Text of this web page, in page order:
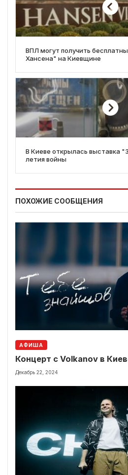
ВПЛ могут получить
Хансена" на Киевщине
В Киеве открылась выставка
летия войны
ПОХОЖИЕ СООБЩЕНИЯ
АФИША
Концерт с Volkanov в
Декабрь 22, 2024